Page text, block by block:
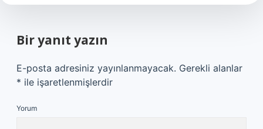
Bir yanıt yazın
E-posta adresiniz yayınlanmayacak. Gerekli alanlar
* ile işaretlenmişlerdir
Yorum